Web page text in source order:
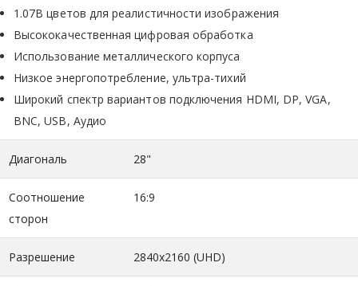
1.07B цветов для реалистичности изображения
Высококачественная цифровая обработка
Использование металлического корпуса
Низкое энергопотребление, ультра-тихий
Широкий спектр вариантов подключения HDMI, DP, VGA,
BNC, USB, Аудио
Диагональ 28"
Соотношение
сторон
16:9
Разрешение 2840х2160 (UHD)